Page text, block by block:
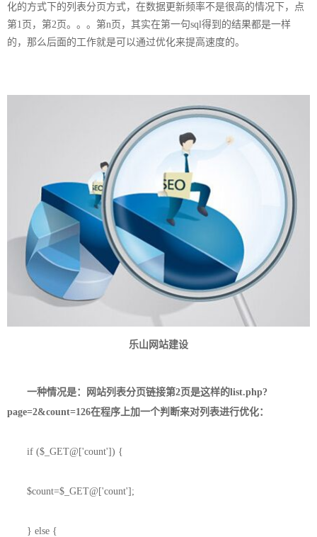
化的方式下的列表分页方式，在数据更新频率不是很高的情况下，点
第1页，第2页。。。第n页，其实在第一句sql得到的结果都是一样
的，那么后面的工作就是可以通过优化来提高速度的。
乐山网站建设
一种情况是：网站列表分页链接第2页是这样的list.php?
page=2&count=126在程序上加一个判断来对列表进行优化：
if ($_GET@['count']) {
$count=$_GET@['count'];
} else {